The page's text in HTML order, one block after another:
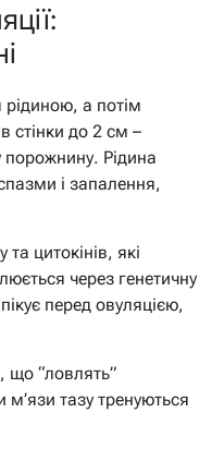
рідиною, а потім
стінки до 2 см –
Рідина
і запалення,
цитокінів, які
через генетичну
перед овуляцією,
що “ловлять”
м’язи тазу тренуються